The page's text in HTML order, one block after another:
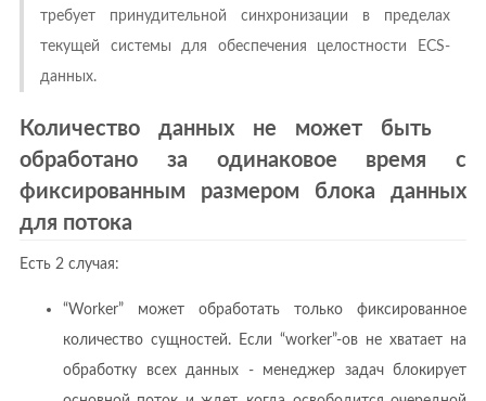
требует принудительной синхронизации в пределах
текущей системы для обеспечения целостности ECS-
данных.
Количество данных не может быть
обработано за одинаковое время с
фиксированным размером блока данных
для потока
Есть 2 случая:
“Worker” может обработать только фиксированное
количество сущностей. Если “worker”-ов не хватает на
обработку всех данных - менеджер задач блокирует